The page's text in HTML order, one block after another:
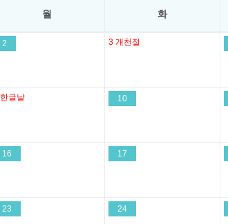
월 화
2 3 개천절
한글날 10
16 17
23 24